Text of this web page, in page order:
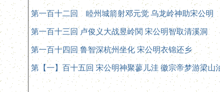
第一百十二回 睦州城箭射邓元觉 乌龙岭神助宋公明
第一百十三回 卢俊义大战昱岭関 宋公明智取清溪洞
第一百十四回 鲁智深杭州坐化 宋公明衣锦还乡
第【一】百十五回 宋公明神聚蓼儿洼 徽宗帝梦游梁山